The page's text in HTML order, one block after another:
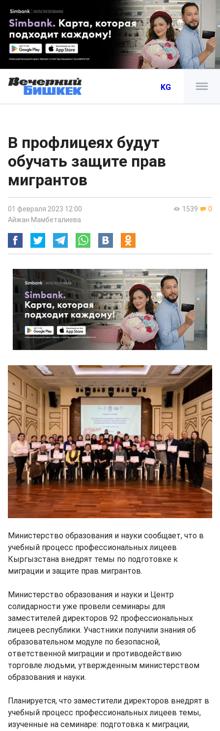
KG
В профлицеях будут
обучать защите прав
мигрантов
1539 0
01 февраля 2023 12:00
Айжан Мамбеталиева
Министерство образования и науки сообщает, что в
учебный процесс профессиональных лицеев
Кыргызстана внедрят темы по подготовке к
миграции и защите прав мигрантов.
Министерство образования и науки и Центр
солидарности уже провели семинары для
заместителей директоров 92 профессиональных
лицеев республики. Участники получили знания об
образовательном модуле по безопасной,
ответственной миграции и противодействию
торговле людьми, утвержденным министерством
образования и науки.
Планируется, что заместители директоров внедрят в
учебный процесс профессиональных лицеев темы,
изученные на семинаре: подготовка к миграции,